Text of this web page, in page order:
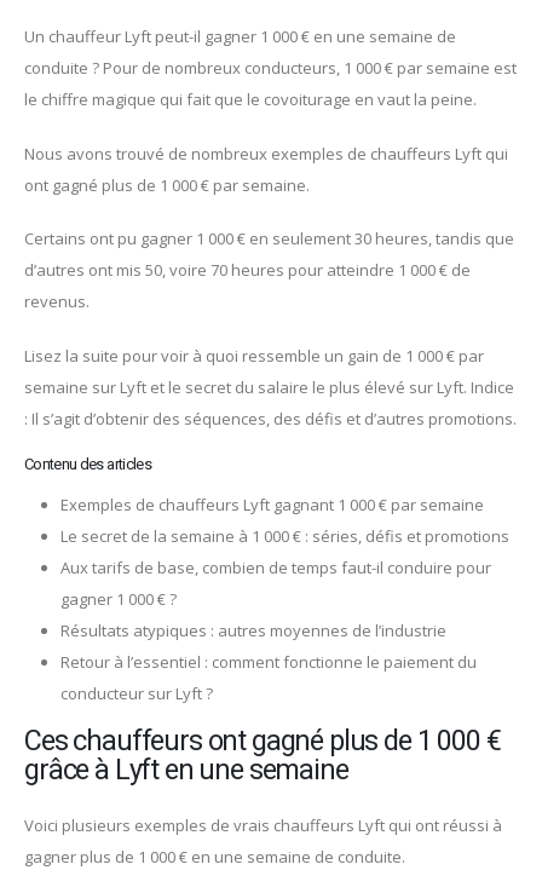
Un chauffeur Lyft peut-il gagner 1 000 € en une semaine de
conduite ? Pour de nombreux conducteurs, 1 000 € par semaine est
le chiffre magique qui fait que le covoiturage en vaut la peine.
Nous avons trouvé de nombreux exemples de chauffeurs Lyft qui
ont gagné plus de 1 000 € par semaine.
Certains ont pu gagner 1 000 € en seulement 30 heures, tandis que
d’autres ont mis 50, voire 70 heures pour atteindre 1 000 € de
revenus.
Lisez la suite pour voir à quoi ressemble un gain de 1 000 € par
semaine sur Lyft et le secret du salaire le plus élevé sur Lyft. Indice
: Il s’agit d’obtenir des séquences, des défis et d’autres promotions.
Contenu des articles
Exemples de chauffeurs Lyft gagnant 1 000 € par semaine
Le secret de la semaine à 1 000 € : séries, défis et promotions
Aux tarifs de base, combien de temps faut-il conduire pour
gagner 1 000 € ?
Résultats atypiques : autres moyennes de l’industrie
Retour à l’essentiel : comment fonctionne le paiement du
conducteur sur Lyft ?
Ces chauffeurs ont gagné plus de 1 000 €
grâce à Lyft en une semaine
Voici plusieurs exemples de vrais chauffeurs Lyft qui ont réussi à
gagner plus de 1 000 € en une semaine de conduite.